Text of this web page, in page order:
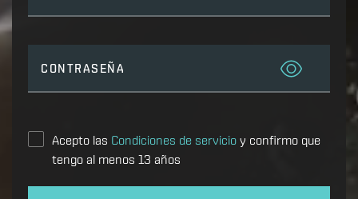
CONTRASEÑA
Acepto las Condiciones de servicio y confirmo que
tengo al menos 13 años